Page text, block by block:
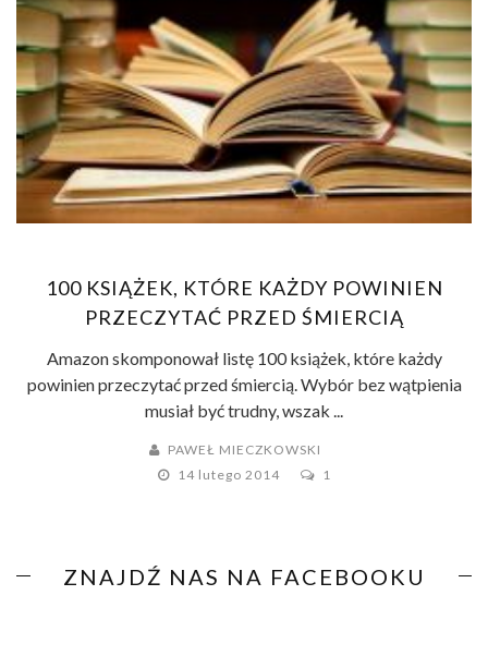
100 KSIĄŻEK, KTÓRE KAŻDY POWINIEN
PRZECZYTAĆ PRZED ŚMIERCIĄ
Amazon skomponował listę 100 książek, które każdy
powinien przeczytać przed śmiercią. Wybór bez wątpienia
musiał być trudny, wszak ...
PAWEŁ MIECZKOWSKI
14 lutego 2014
1
ZNAJDŹ NAS NA FACEBOOKU